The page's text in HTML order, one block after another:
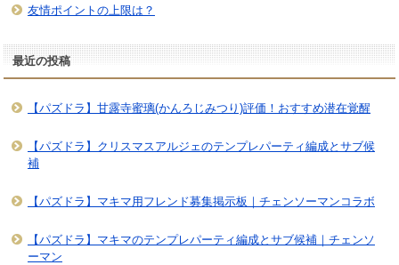
友情ポイントの上限は？
最近の投稿
【パズドラ】甘露寺蜜璃(かんろじみつり)評価！おすすめ潜在覚醒
【パズドラ】クリスマスアルジェのテンプレパーティ編成とサブ候
補
【パズドラ】マキマ用フレンド募集掲示板｜チェンソーマンコラボ
【パズドラ】マキマのテンプレパーティ編成とサブ候補｜チェンソ
ーマン